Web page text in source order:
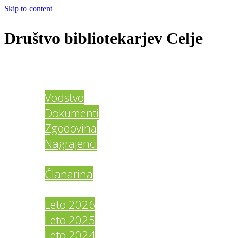
Skip to content
Društvo bibliotekarjev Celje
Vodstvo
Dokumenti
Zgodovina
Nagrajenci
Članarina
Leto 2026
Leto 2025
Leto 2024